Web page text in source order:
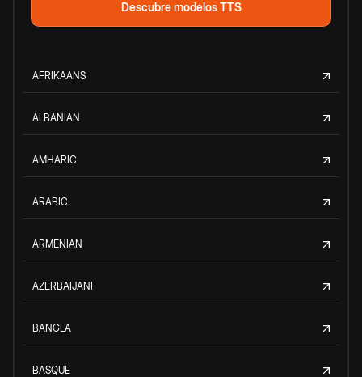
Descubre modelos TTS
AFRIKAANS
ALBANIAN
AMHARIC
ARABIC
ARMENIAN
AZERBAIJANI
BANGLA
BASQUE